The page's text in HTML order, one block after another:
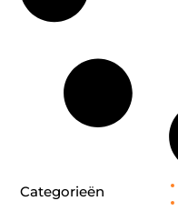
Categorieën